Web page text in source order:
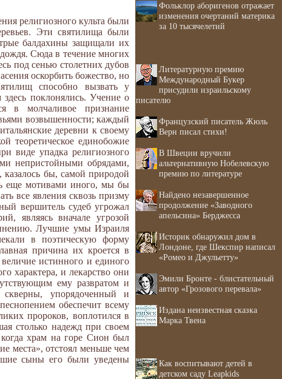
религиозного культа были
Эти святилища были
балдахины защищали их
Сюда в течение многих
под сенью столетних дубов
оскорбить божество, но
способно вызвать у
здесь поклонялись. Учение о
в молчаливое признание
возвышенности; каждый
деревни к своему
теоретическое единобожие
виде упадка религиозного
непристойными обрядами,
бы, самой природой
еще мотивами иного, мы бы
все явления сквозь призму
вершитель судеб угрожал
являясь вначале угрозой
Лучшие умы Израиля
в поэтическую форму
причина их кроется в
истинного и единого
характера, и лекарство они
ему развратом и
упорядоченный и
обеспечит всему
пророков, воплотился в
столько надежд при своем
когда храм на горе Сион был
места», отстоял меньше чем
сыны его были уведены
Фольклор аборигенов отражает
изменения очертаний материка
за 10 тысячелетий
Литературную премию
Международный Букер
присудили израильскому
писателю
Французский писатель Жюль
Верн писал стихи!
В Швеции вручили
альтернативную Нобелевскую
премию по литературе
Найдено незавершенное
продолжение «Заводного
апельсина» Берджесса
Историк обнаружил дом в
Лондоне, где Шекспир написал
«Ромео и Джульетту»
Эмили Бронте - блистательный
автор «Грозового перевала»
Издана неизвестная сказка
Марка Твена
Как воспитывают детей в
детском саду Leapkids